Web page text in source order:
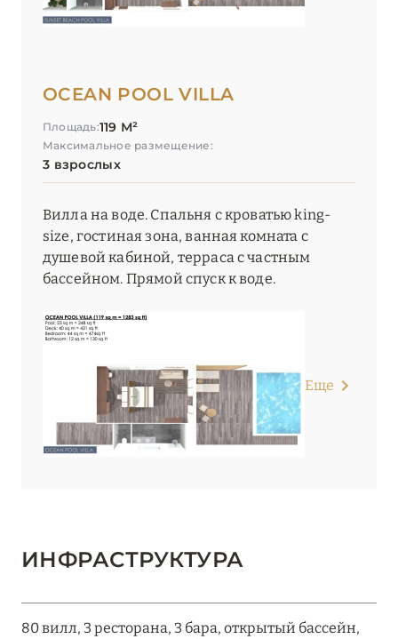
OCEAN POOL VILLA
Площадь:119 М²
Максимальное размещение:
3 взрослых
Вилла на воде. Спальня с кроватью king-
size, гостиная зона, ванная комната с
душевой кабиной, терраса с частным
бассейном. Прямой спуск к воде.
Еще
ИНФРАСТРУКТУРА
80 вилл, 3 ресторана, 3 бара, открытый бассейн,